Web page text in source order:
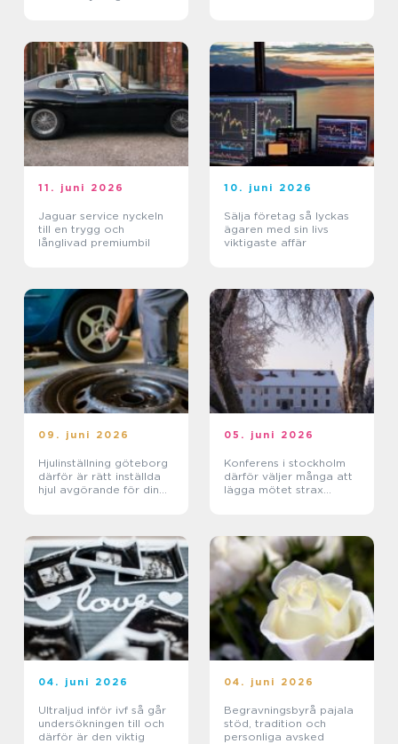
11. juni 2026
Jaguar service nyckeln
till en trygg och
långlivad premiumbil
10. juni 2026
Sälja företag så lyckas
ägaren med sin livs
viktigaste affär
09. juni 2026
Hjulinställning göteborg
därför är rätt inställda
hjul avgörande för din
05. juni 2026
Konferens i stockholm
därför väljer många att
lägga mötet strax
04. juni 2026
Ultraljud inför ivf så går
undersökningen till och
därför är den viktig
04. juni 2026
Begravningsbyrå pajala
stöd, tradition och
personliga avsked